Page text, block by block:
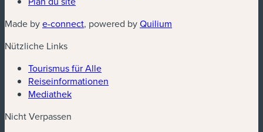
Made bye-connect(neues Fenster)
, powered byQuilium
Nützliche Links
Tourismus für Alle
Reiseinformationen
Mediathek
Nicht Verpassen